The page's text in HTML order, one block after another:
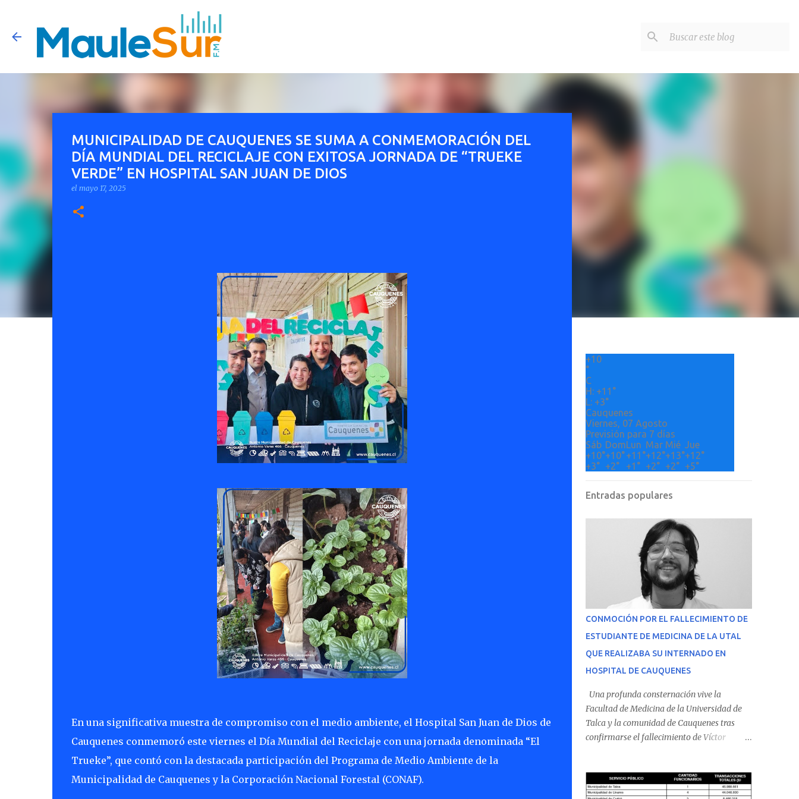
MUNICIPALIDAD DE CAUQUENES SE SUMA A CONMEMORACIÓN DEL
DÍA MUNDIAL DEL RECICLAJE CON EXITOSA JORNADA DE “TRUEKE
VERDE” EN HOSPITAL SAN JUAN DE DIOS
el mayo 17, 2025
En una significativa muestra de compromiso con el medio ambiente, el Hospital San Juan de Dios de
Cauquenes conmemoró este viernes el Día Mundial del Reciclaje con una jornada denominada “El
Trueke”, que contó con la destacada participación del Programa de Medio Ambiente de la
Municipalidad de Cauquenes y la Corporación Nacional Forestal (CONAF).
+10
°
C
H: +11°
L: +3°
Cauquenes
Viernes, 07 Agosto
Previsión para 7 días
Sáb DomLun Mar Mié Jue
+10°+10°+11°+12°+13°+12°
+3° +2° +1° +2° +2° +5°
Entradas populares
CONMOCIÓN POR EL FALLECIMIENTO DE
ESTUDIANTE DE MEDICINA DE LA UTAL
QUE REALIZABA SU INTERNADO EN
HOSPITAL DE CAUQUENES
Una profunda consternación vive la
Facultad de Medicina de la Universidad de
Talca y la comunidad de Cauquenes tras
confirmarse el fallecimiento de Víctor
Cauquenes. De acuerdo con los antecedentes
conocidos, el joven se presentó a cumplir su